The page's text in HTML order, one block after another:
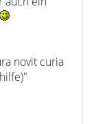
novit curia